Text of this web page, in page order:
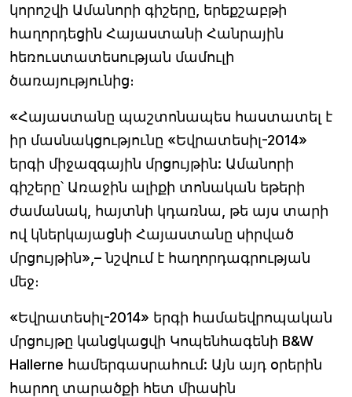
կորոշվի Ամանորի գիշերը, երեքշաբթի
հաղորդեցին Հայաստանի Հանրային
հեռուստատեսության մամուլի
ծառայությունից։
«Հայաստանը պաշտոնապես հաստատել է
իր մասնակցությունը «Եվրատեսիլ-2014»
երգի միջազգային մրցույթին: Ամանորի
գիշերը՝ Առաջին ալիքի տոնական եթերի
ժամանակ, հայտնի կդառնա, թե այս տարի
ով կներկայացնի Հայաստանը սիրված
մրցույթին»,– նշվում է հաղորդագրության
մեջ։
«Եվրատեսիլ-2014» երգի համաեվրոպական
մրցույթը կանցկացվի Կոպենհագենի B&W
Hallerne համերգասրահում: Այն այդ օրերին
հարող տարածքի հետ միասին